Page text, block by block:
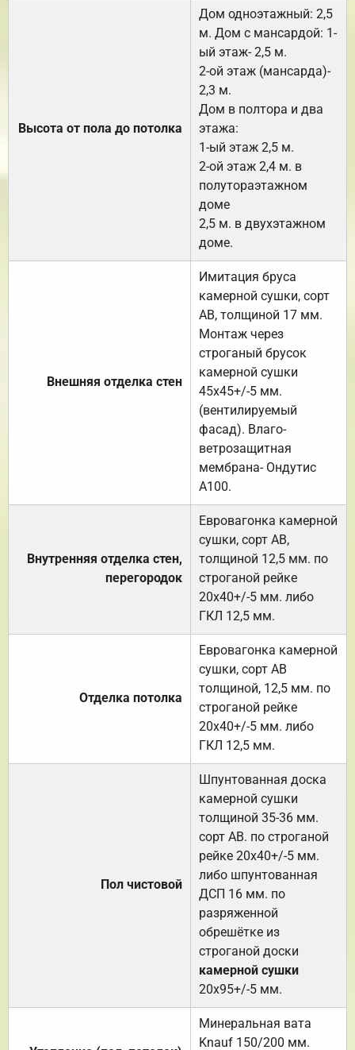
Высота от пола до потолка
Дом одноэтажный: 2,5
м. Дом с мансардой: 1-
ый этаж- 2,5 м.
2-ой этаж (мансарда)-
2,3 м.
Дом в полтора и два
этажа:
1-ый этаж 2,5 м.
2-ой этаж 2,4 м. в
полутораэтажном
доме
2,5 м. в двухэтажном
доме.
Внешняя отделка стен
Имитация бруса
камерной сушки, сорт
АВ, толщиной 17 мм.
Монтаж через
строганый брусок
камерной сушки
45х45+/-5 мм.
(вентилируемый
фасад). Влаго-
ветрозащитная
мембрана- Ондутис
А100.
Внутренняя отделка стен,
перегородок
Евровагонка камерной
сушки, сорт АВ,
толщиной 12,5 мм. по
строганой рейке
20х40+/-5 мм. либо
ГКЛ 12,5 мм.
Отделка потолка
Евровагонка камерной
сушки, сорт АВ
толщиной, 12,5 мм. по
строганой рейке
20х40+/-5 мм. либо
ГКЛ 12,5 мм.
Пол чистовой
Шпунтованная доска
камерной сушки
толщиной 35-36 мм.
сорт АВ. по строганой
рейке 20х40+/-5 мм.
либо шпунтованная
ДСП 16 мм. по
разряженной
обрешётке из
строганой доски
камерной сушки
20х95+/-5 мм.
Минеральная вата
Knauf 150/200 мм.